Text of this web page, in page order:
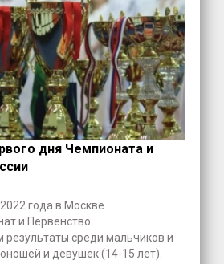
дня Чемпионата и
года в Москве
и Первенство
результаты среди мальчиков и
и девушек (14-15 лет).